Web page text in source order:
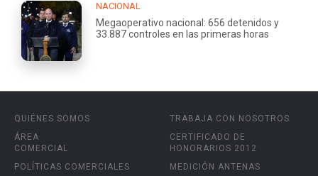
NACIONAL
Megaoperativo nacional: 656 detenidos y
33.887 controles en las primeras horas
QUIÉNES SOMOS
ÁREA
COMERCIAL
POLÍTICAS COMERCIALES
TRABAJA CON NOSOTROS
CERTIFICADO DE
HONORARIOS 2012
MEDICIÓN ANTENAS